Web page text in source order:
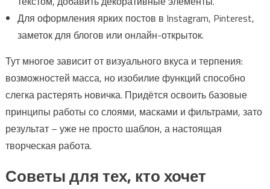
Для оформления ярких постов в Instagram, Pinterest,
заметок для блогов или онлайн-открыток.
Тут многое зависит от визуального вкуса и терпения:
возможностей масса, но изобилие функций способно
слегка растерять новичка. Придётся освоить базовые
принципы работы со слоями, масками и фильтрами, зато
результат – уже не просто шаблон, а настоящая
творческая работа.
Советы для тех, кто хочет